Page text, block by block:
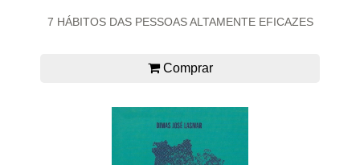
7 HÁBITOS DAS PESSOAS ALTAMENTE EFICAZES
Comprar